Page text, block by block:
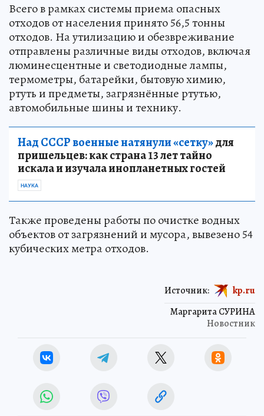
Всего в рамках системы приема опасных
отходов от населения принято 56,5 тонны
отходов. На утилизацию и обезвреживание
отправлены различные виды отходов, включая
люминесцентные и светодиодные лампы,
термометры, батарейки, бытовую химию,
ртуть и предметы, загрязнённые ртутью,
автомобильные шины и технику.
Над СССР военные натянули «сетку»для
пришельцев: как страна 13 лет тайно
искала и изучала инопланетных гостей
НАУКА
Также проведены работы по очистке водных
объектов от загрязнений и мусора, вывезено 54
кубических метра отходов.
Маргарита СУРИНА
Новостник
Источник: kp.ru